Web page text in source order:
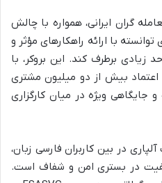
گران ایرانی، همواره با چالش
با ارائه راهکارهای مؤثر و
زیادی برطرف کند. این بروکر، با
اعتماد بیش از دو میلیون مشتری
و جایگاهی ویژه در میان کارگزاری
در بین کاربران فارسی زبان،
در بستری امن و شفاف است.